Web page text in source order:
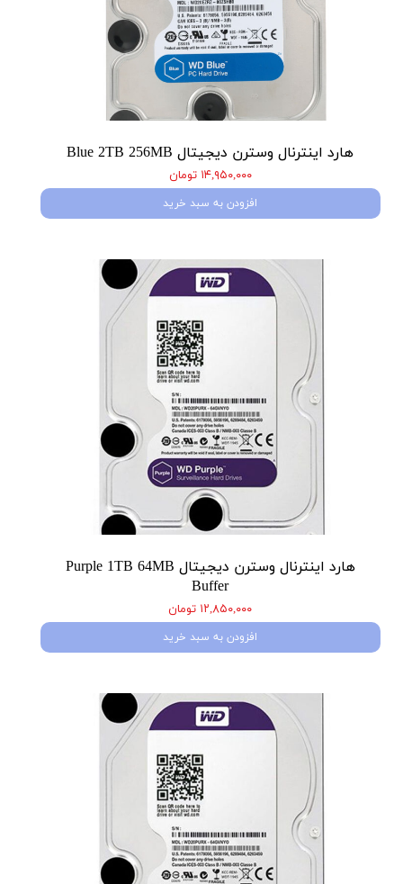
هارد اینترنال وسترن دیجیتال Blue 2TB 256MB
۱۴,۹۵۰,۰۰۰ تومان
افزودن به سبد خرید
هارد اینترنال وسترن دیجیتال Purple 1TB 64MB
Buffer
۱۲,۸۵۰,۰۰۰ تومان
افزودن به سبد خرید